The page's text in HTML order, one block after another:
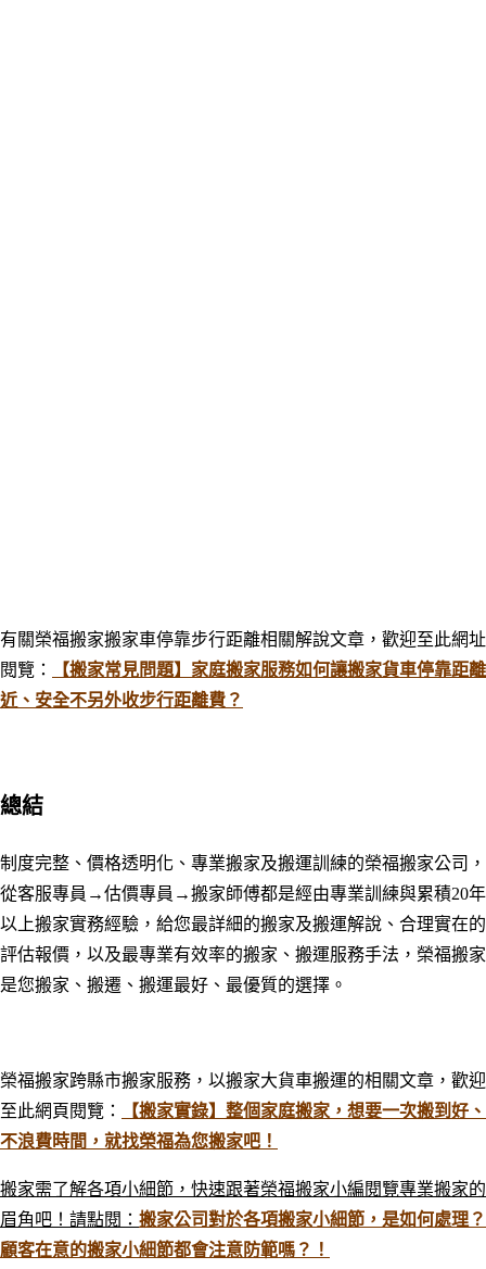
有關榮福搬家搬家車停靠步行距離相關解說文章，歡迎至此網址
閱覽：
【搬家常見問題】家庭搬家服務如何讓搬家貨車停靠距離
近、安全不另外收步行距離費？
總結
制度完整、價格透明化、專業搬家及搬運訓練的榮福搬家公司，
從客服專員→估價專員→搬家師傅都是經由專業訓練與累積20年
以上搬家實務經驗，給您最詳細的搬家及搬運解說、合理實在的
評估報價，以及最專業有效率的搬家 、 搬運服務手法，榮福搬家
是您搬家、搬遷、搬運最好 、最優質的選擇。
榮福搬家跨縣市搬家服務，以搬家大貨車搬運的相關文章，歡迎
至此網頁閱覽：
【搬家實錄】整個家庭搬家，想要一次搬到好、
不浪費時間，就找榮福為您搬家吧！
搬家需了解各項小細節，快速跟著榮福搬家小編閱覽專業搬家的
眉角吧！請點閱： 搬家公司對於各項搬家小細節，是如何處理？
顧客在意的搬家小細節都會注意防範嗎？！